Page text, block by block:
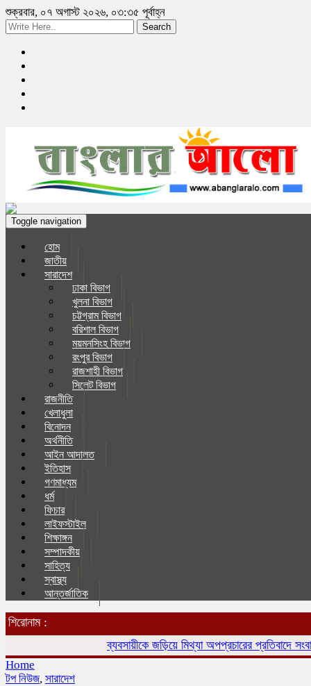
শুক্রবার, ০৭ অগাস্ট ২০২৬, ০৩:৩৫ পূর্বাহ্ন
Search
Toggle navigation
হোম
জাতীয়
সারাদেশ
ঢাকা বিভাগ
খুলনা বিভাগ
চট্টগ্রাম বিভাগ
বরিশাল বিভাগ
ময়মনসিংহ বিভাগ
রংপুর বিভাগ
রাজশাহী বিভাগ
সিলেট বিভাগ
রাজনীতি
খেলাধুলা
বিনোদন
অর্থনীতি
আইন আদালত
ইতিহাস
গণমাধ্যম
ধর্ম
ফিচার
লাইফস্টাইল
শিক্ষাঙ্গন
সম্পাদকীয়
সাহিত্য
স্বাস্থ্য
আন্তর্জাতিক
শিরোনাম :
ব্যবসায়ীকে জড়িয়ে মিথ্যা অপপ্রচারের প্রতিবাদে সংবাদ
Home
টপ নিউজ, সারাদেশ